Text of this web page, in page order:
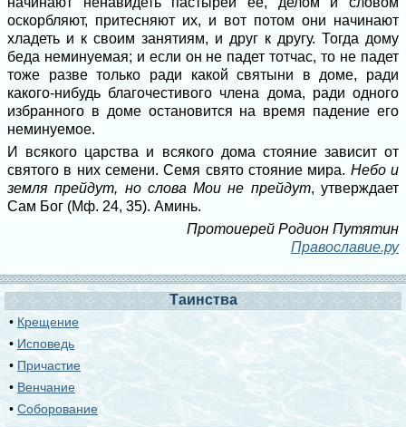
оскорбляют, притесняют их, и вот потом они начинают
хладеть и к своим занятиям, и друг к другу. Тогда дому
беда неминуемая; и если он не падет тотчас, то не падет
тоже разве только ради какой святыни в доме, ради
какого-нибудь благочестивого члена дома, ради одного
избранного в доме остановится на время падение его
неминуемое.
И всякого царства и всякого дома стояние зависит от
святого в них семени. Семя свято стояние мира. Небо и
земля прейдут, но слова Мои не прейдут, утверждает
Сам Бог (Мф. 24, 35). Аминь.
Протоиерей Родион Путятин
Православие.ру
Таинства
• Крещение
• Исповедь
• Причастие
• Венчание
•Соборование